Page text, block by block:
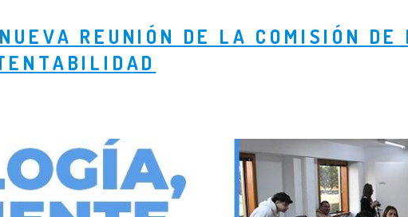
REUNIÓN DE LA COMISIÓN DE